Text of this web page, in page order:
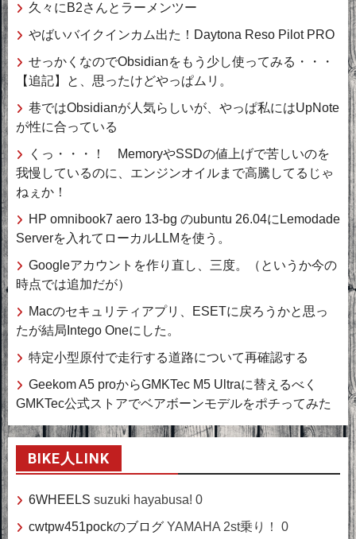
久々にB2さんとラーメンツー
やばいバイクインカム出た！Daytona Reso Pilot PRO
せっかくなのでObsidianをもう少し使ってみる・・・
【追記】と、思ったけどやっぱムリ。
巷ではObsidianが人気らしいが、やっぱ私にはUpNote
が性に合っている
くっ・・・！ MemoryやSSDの値上げで苦しいのを
我慢しているのに、エンジンオイルまで高騰してるじゃ
ねぇか！
HP omnibook7 aero 13-bg のubuntu 26.04にLemodade
Serverを入れてローカルLLMを使う。
Googleアカウントを作り直し、三度。（というか今の
時点では追加だが）
Macのセキュリティアプリ、ESETに戻ろうかと思っ
たが結局Intego Oneにした。
特定小型原付で走行する道路について再確認する
Geekom A5 proからGMKTec M5 Ultraに替えるべく
GMKTec公式ストアでベアボーンモデルをポチってみた
BIKE人LINK
6WHEELS suzuki hayabusa! 0
cwtpw451pockのブログ YAMAHA 2st乗り！ 0